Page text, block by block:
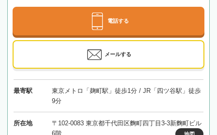
電話する
メールする
最寄駅
東京メトロ「麹町駅」徒歩1分 / JR「四ツ谷駅」徒歩
9分
所在地
〒102-0083 東京都千代田区麴町四丁目3-3新麴町ビル
6階